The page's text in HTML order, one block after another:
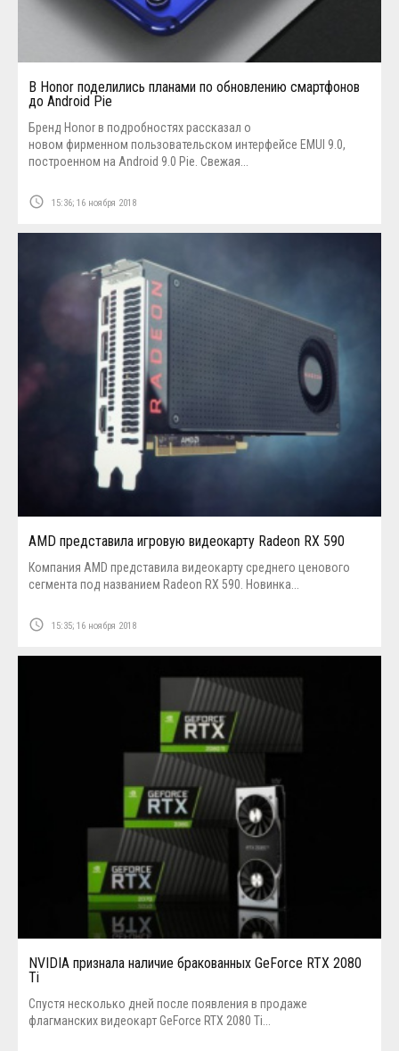
В Honor поделились планами по обновлению смартфонов
до Android Pie
Бренд Honor в подробностях рассказал о
новом фирменном пользовательском интерфейсе EMUI 9.0,
построенном на Android 9.0 Pie. Свежая...
access_time 15:36; 16 ноября 2018
AMD представила игровую видеокарту Radeon RX 590
Компания AMD представила видеокарту среднего ценового
сегмента под названием Radeon RX 590. Новинка...
access_time 15:35; 16 ноября 2018
NVIDIA признала наличие бракованных GeForce RTX 2080
Ti
Спустя несколько дней после появления в продаже
флагманских видеокарт GeForce RTX 2080 Ti...